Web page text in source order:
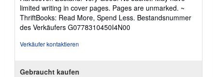
von
5
Sternen
limited writing in cover pages. Pages are unmarked. ~
ThriftBooks: Read More, Spend Less. Bestandsnummer
des Verkäufers G0778310450I4N00
Verkäufer kontaktieren
Gebraucht kaufen